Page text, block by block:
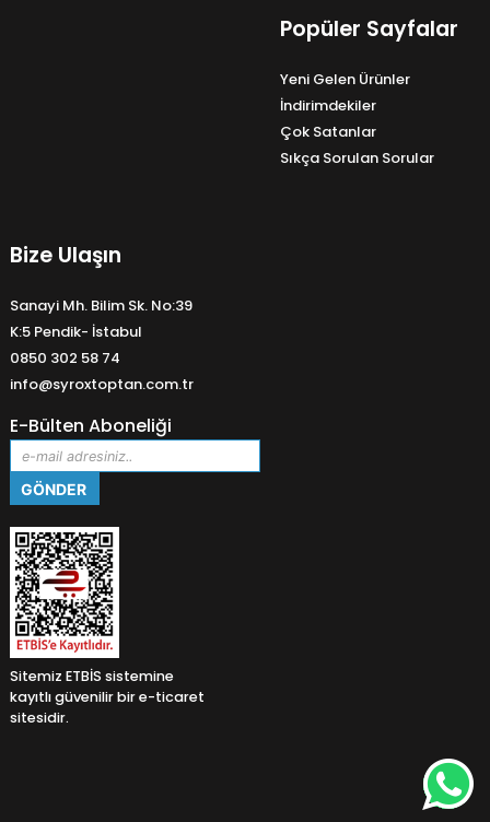
Popüler Sayfalar
Yeni Gelen Ürünler
İndirimdekiler
Çok Satanlar
Sıkça Sorulan Sorular
Bize Ulaşın
Sanayi Mh. Bilim Sk. No:39
K:5 Pendik- İstabul
0850 302 58 74
info@syroxtoptan.com.tr
E-Bülten Aboneliği
Sitemiz ETBİS sistemine
kayıtlı güvenilir bir e-ticaret
sitesidir.